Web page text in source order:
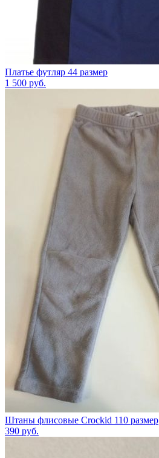
Платье футляр 44 размер
1 500 руб.
Штаны флисовые Crockid 110 размер
390 руб.